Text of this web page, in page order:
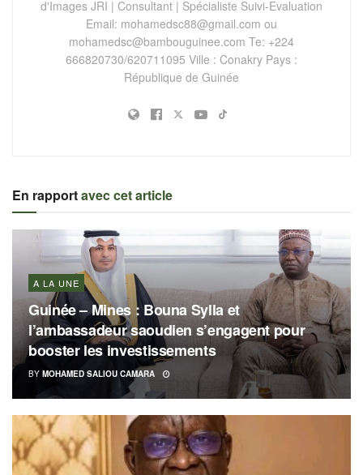
d'Images JRI | Consultant | Spécialiste Suivi-Evaluation
Email: mohamedsc88@gmail.com ou
mohamedsc@bambouguinee.com Te: +224
666820730/620711095 Ville : Conakry Pays :
République de Guinée
En rapportavec cet article
A LA UNE
Guinée – Mines : Bouna Sylla et
l’ambassadeur saoudien s’engagent pour
booster les investissements
BY MOHAMED SALIOU CAMARA